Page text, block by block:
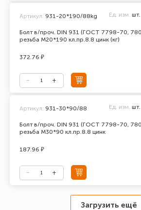
Болт в/проч. DIN 931 (ГОСТ 7798-70,
резьба М20*190 кл.пр.8.8 цинк (кг)
Артикул: 931-20*190/88kg Ед. изм. шт.
372.76 ₽
Болт в/проч. DIN 931 (ГОСТ 7798-70,
резьба М30*90 кл.пр.8.8 цинк
Артикул: 931-30*90/88 Ед. изм. шт.
187.96 ₽
Загрузить ещё